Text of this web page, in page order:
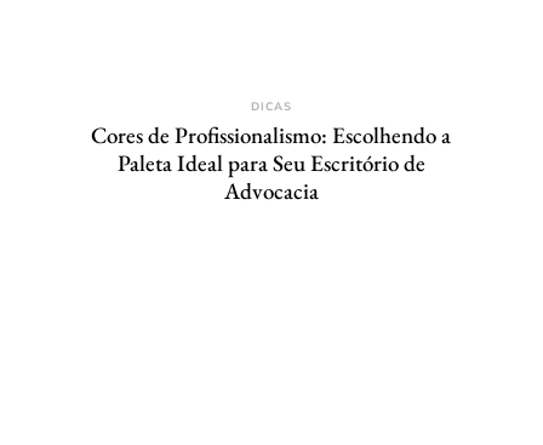
DICAS
Cores de Profissionalismo: Escolhendo a
Paleta Ideal para Seu Escritório de
Advocacia